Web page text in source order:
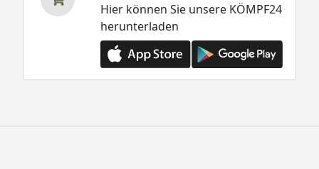
Hier können Sie unsere KÖMPF24
herunterladen